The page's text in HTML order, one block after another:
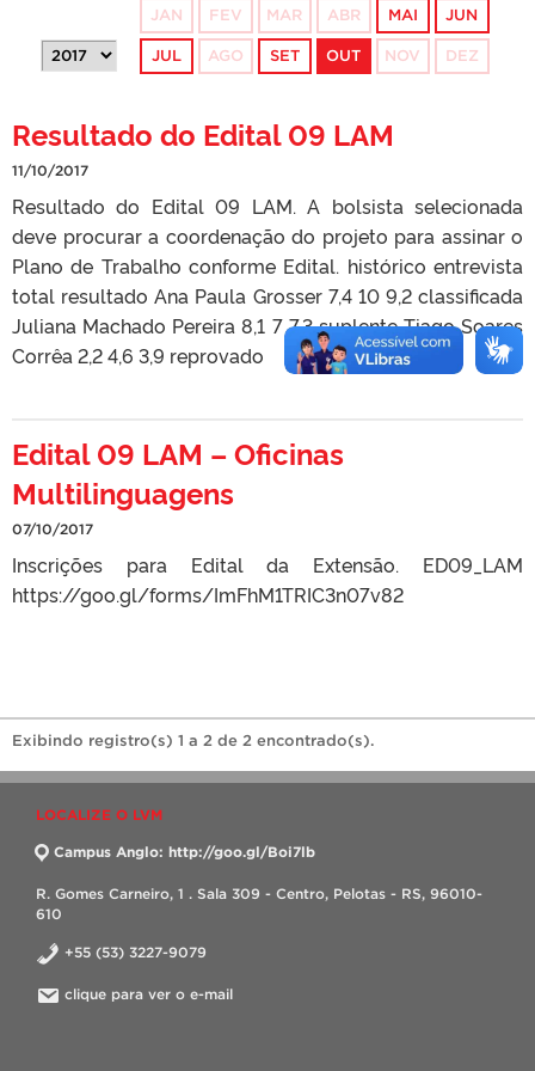
JAN FEV MAR ABR MAI JUN
JUL AGO SET OUT NOV DEZ
Resultado do Edital 09 LAM
11/10/2017
Resultado do Edital 09 LAM. A bolsista selecionada
deve procurar a coordenação do projeto para assinar o
Plano de Trabalho conforme Edital. histórico entrevista
total resultado Ana Paula Grosser 7,4 10 9,2 classificada
Juliana Machado Pereira 8,1 7 7,3 suplente Tiago Soares
Corrêa 2,2 4,6 3,9 reprovado
Edital 09 LAM – Oficinas
Multilinguagens
07/10/2017
Inscrições para Edital da Extensão. ED09_LAM
https://goo.gl/forms/ImFhM1TRIC3n07v82
Exibindo registro(s) 1 a 2 de 2 encontrado(s).
LOCALIZE O LVM
Campus Anglo: http://goo.gl/Boi7lb
R. Gomes Carneiro, 1 . Sala 309 - Centro, Pelotas - RS, 96010-
610
+55 (53) 3227-9079
clique para ver o e-mail